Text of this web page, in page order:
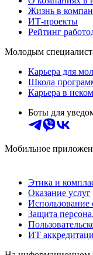
Жизнь в
ИТ-проекты
Рейтинг
Молодым
Карьера для
Школа
Карьера в
Боты для
Мобильное
Этика и
Оказание услуг
Использование
Защита
ИТ